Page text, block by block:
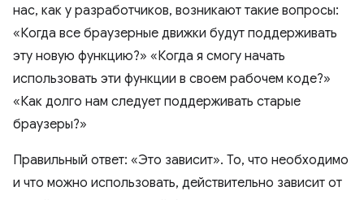
нас, как у разработчиков, возникают такие вопросы:
«Когда все браузерные движки будут поддерживать
эту новую функцию?» «Когда я смогу начать
использовать эти функции в своем рабочем коде?»
«Как долго нам следует поддерживать старые
браузеры?»
Правильный ответ: «Это зависит». То, что необходимо
и что можно использовать, действительно зависит от